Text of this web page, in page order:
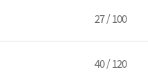
27 / 100
40 / 120